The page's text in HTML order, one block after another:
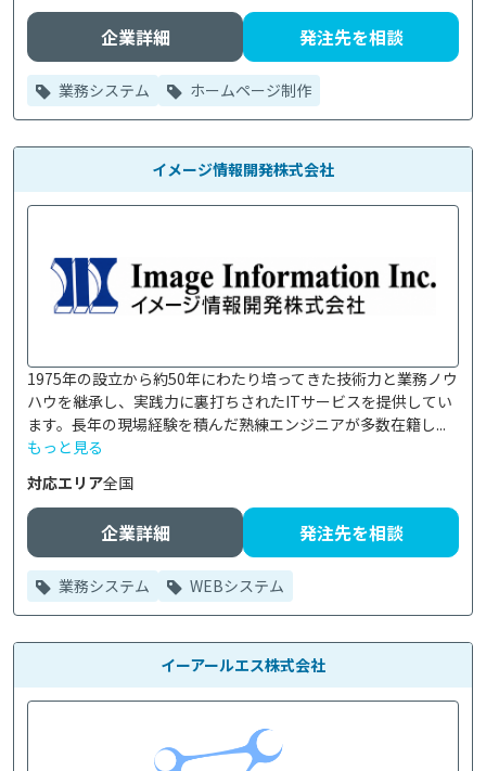
企業詳細 発注先を相談
業務システム ホームページ制作
イメージ情報開発株式会社
1975年の設立から約50年にわたり培ってきた技術力と業務ノウ
ハウを継承し、実践力に裏打ちされたITサービスを提供してい
ます。長年の現場経験を積んだ熟練エンジニアが多数在籍し...
もっと見る
対応エリア全国
企業詳細 発注先を相談
業務システム WEBシステム
イーアールエス株式会社